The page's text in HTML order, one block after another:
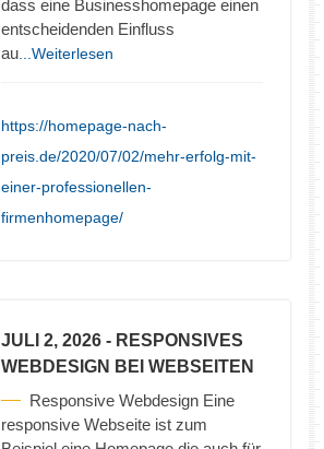
dass eine Businesshomepage einen
entscheidenden Einfluss
au ...Weiterlesen
https://homepage-nach-
preis.de/2020/07/02/mehr-erfolg-mit-
einer-professionellen-
firmenhomepage/
JULI 2, 2026 - RESPONSIVES
WEBDESIGN BEI WEBSEITEN
Responsive Webdesign Eine
responsive Webseite ist zum